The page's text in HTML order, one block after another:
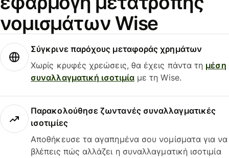
νομισμάτων Wise
Σύγκρινε παρόχους μεταφοράς χρημάτων
Χωρίς κρυφές χρεώσεις, θα έχεις πάντα τη μέση
συναλλαγματική ισοτιμίαμε τη Wise.
Παρακολούθησε ζωντανές συναλλαγματικές
ισοτιμίες
Αποθήκευσε τα αγαπημένα σου νομίσματα για να
βλέπεις πώς αλλάζει η συναλλαγματική ισοτιμία